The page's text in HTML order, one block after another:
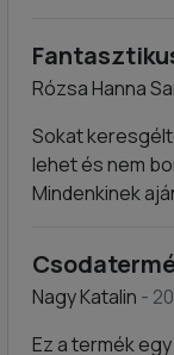
Rózsa Hanna
Sokat
lehet és nem
Mindenkinek
Nagy Katalin -
Ez a termék